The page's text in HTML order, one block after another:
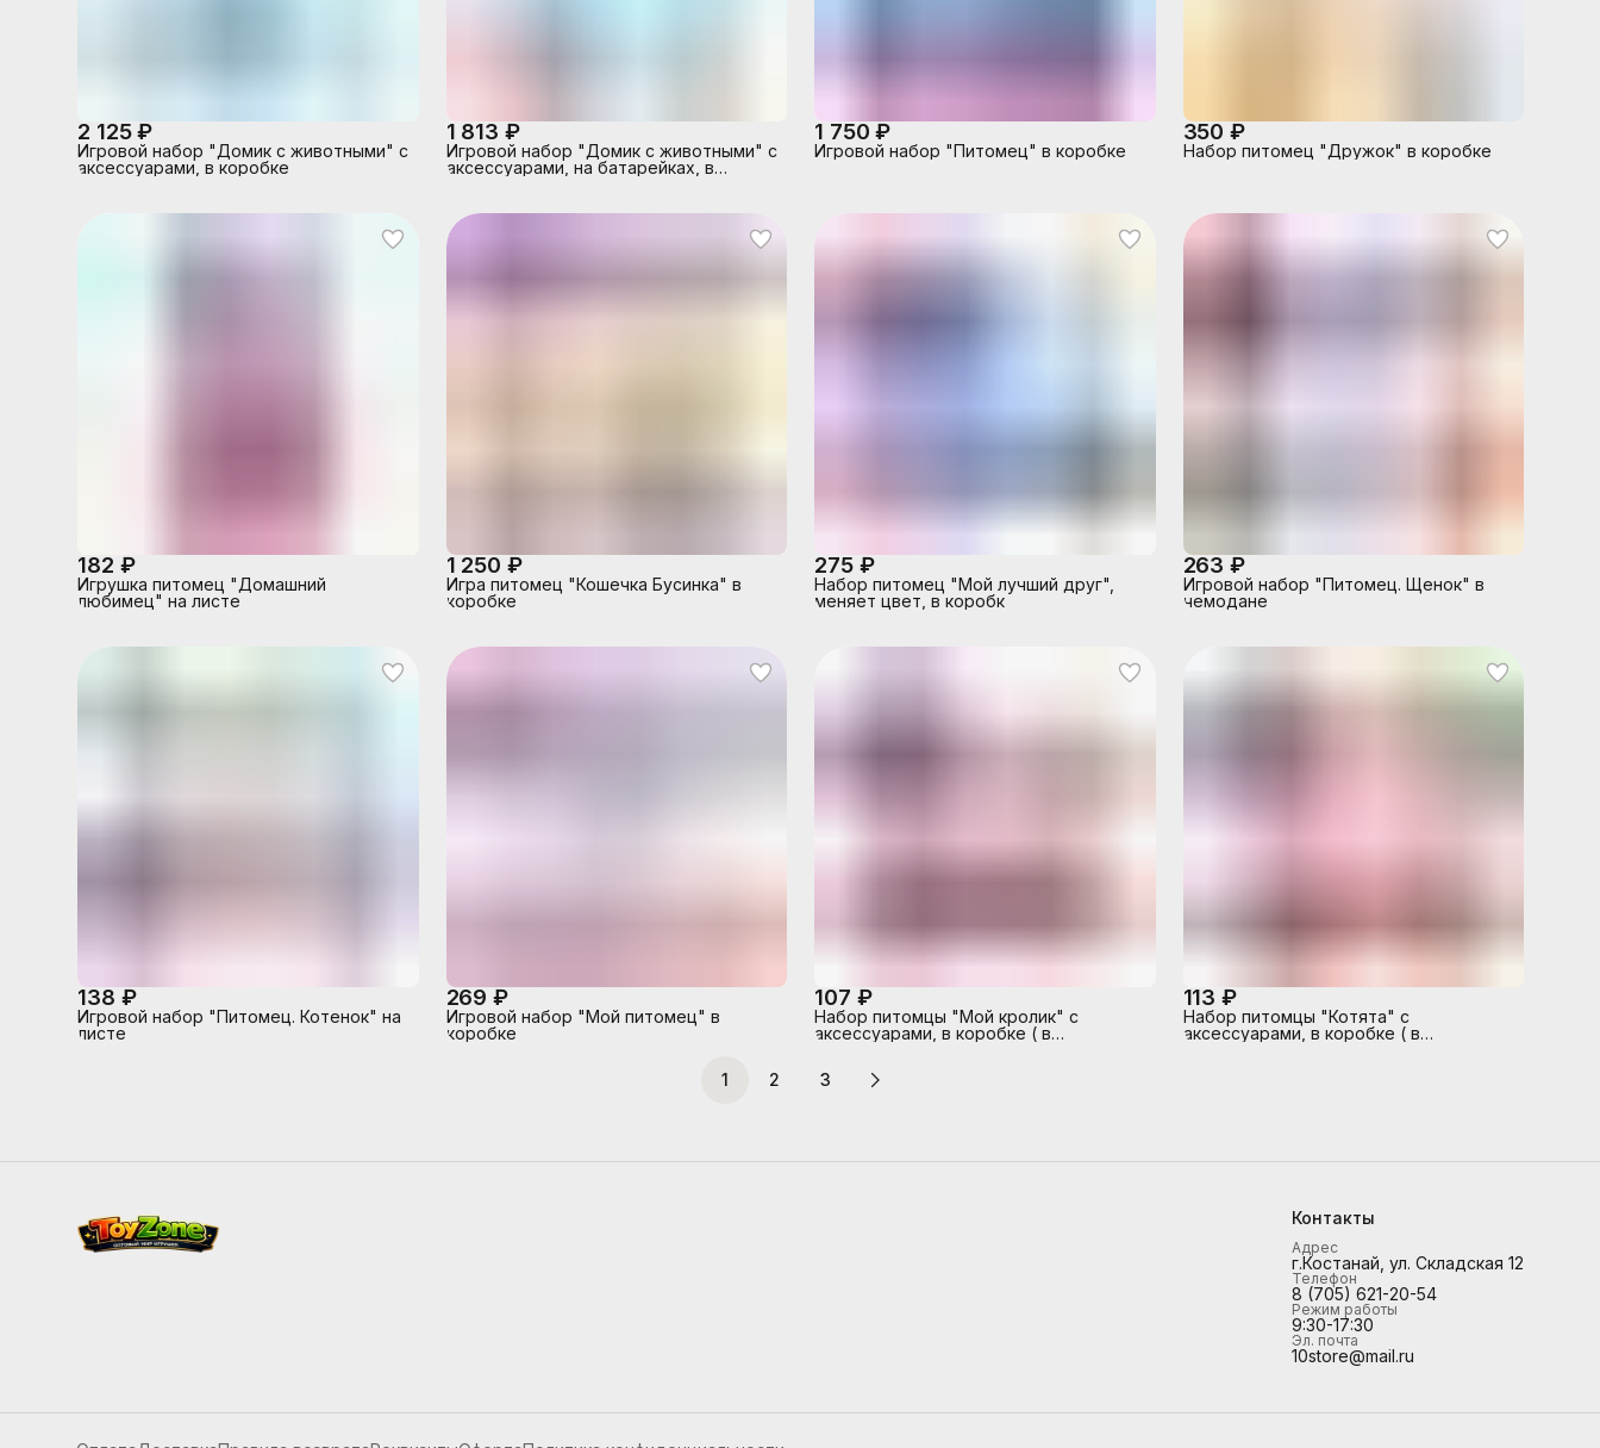
2 125 ₽
Игровой набор "Домик с животными" с
аксессуарами, в коробке
1 813 ₽
Игровой набор "Домик с животными" с
аксессуарами, на батарейках, в
1 750 ₽
Игровой набор "Питомец" в коробке
350 ₽
Набор питомец "Дружок" в коробке
182 ₽
Игрушка питомец "Домашний
любимец" на листе
1 250 ₽
Игра питомец "Кошечка Бусинка" в
коробке
275 ₽
Набор питомец "Мой лучший друг",
меняет цвет, в коробк
263 ₽
Игровой набор "Питомец. Щенок" в
чемодане
138 ₽
Игровой набор "Питомец. Котенок" на
листе
269 ₽
Игровой набор "Мой питомец" в
коробке
107 ₽
Набор питомцы "Мой кролик" с
аксессуарами, в коробке ( в
113 ₽
Набор питомцы "Котята" с
аксессуарами, в коробке ( в
1
2 3
Контакты
Адрес
г.Костанай, ул. Складская 12
Телефон
8 (705) 621-20-54
Режим работы
9:30-17:30
Эл. почта
10store@mail.ru